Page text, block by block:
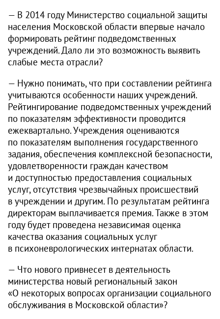
— В 2014 году Министерство социальной защиты
населения Московской области впервые начало
формировать рейтинг подведомственных
учреждений. Дало ли это возможность выявить
слабые места отрасли?
— Нужно понимать, что при составлении рейтинга
учитываются особенности наших учреждений.
Рейтингирование подведомственных учреждений
по показателям эффективности проводится
ежеквартально. Учреждения оцениваются
по показателям выполнения государственного
задания, обеспечения комплексной безопасности,
удовлетворенности граждан качеством
и доступностью предоставления социальных
услуг, отсутствия чрезвычайных происшествий
в учреждении и другим. По результатам рейтинга
директорам выплачивается премия. Также в этом
году будет проведена независимая оценка
качества оказания социальных услуг
в психоневрологических интернатах области.
— Что нового привнесет в деятельность
министерства новый региональный закон
«О некоторых вопросах организации социального
обслуживания в Московской области»?